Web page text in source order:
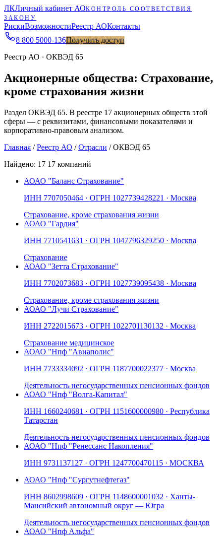
ЛКЛичный кабинет АОКОНТРОЛЬ СООТВЕТСТВИЯ
ЗАКОНУ
РискиВозможностиРеестр АОКонтакты
8 800 5000-136Получить доступ
Реестр АО · ОКВЭД 65
Акционерные общества: Страхование,
кроме страхования жизни
Раздел ОКВЭД 65. В реестре 17 акционерных обществ этой
сферы — с реквизитами, финансовыми показателями и
корпоративно-правовым анализом.
Главная /Реестр АО /Отрасли /ОКВЭД 65
Найдено: 17 17 компаний
АОАО "Баланс Страхование"
ИНН 7707050464 · ОГРН 1027739428221 · Москва
Страхование, кроме страхования жизни
АОАО "Гардия"
ИНН 7710541631 · ОГРН 1047796329250 · Москва
Страхование
АОАО "Зетта Страхование"
ИНН 7702073683 · ОГРН 1027739095438 · Москва
Страхование, кроме страхования жизни
АОАО "Лучи Страхование"
ИНН 2722015673 · ОГРН 1022701130132 · Москва
Страхование медицинское
АОАО "Нпф "Авиаполис"
ИНН 7733334092 · ОГРН 1187700022377 · Москва
Деятельность негосударственных пенсионных фондов
АОАО "Нпф "Волга-Капитал"
ИНН 1660240681 · ОГРН 1151600000980 · Республика
Татарстан
Деятельность негосударственных пенсионных фондов
АОАО "Нпф "Ренессанс Накопления"
ИНН 9731137127 · ОГРН 1247700470115 · МОСКВА
АОАО "Нпф "Сургутнефтегаз"
ИНН 8602998609 · ОГРН 1148600001032 · Ханты-
Мансийский автономный округ — Югра
Деятельность негосударственных пенсионных фондов
АОАО "Нпф Альфа"